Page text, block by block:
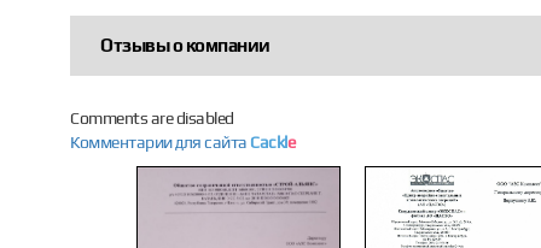
Отзывы о компании
Comments are disabled
Комментарии для сайта Cackle